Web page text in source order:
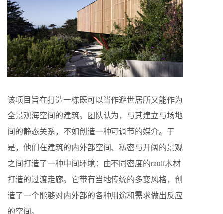
该项目旨在打造一栋既可以当作避世居所又能作为
全景观海空间的建筑。团队认为，与其建立与场地
间的静态关系，不如创造一种可调节的媒介。于
是，他们在建筑的内外部空间、私密与开阔的景观
之间打造了一种中间环境：由不同密度的raulí木材
打造的过渡走廊。它带有当地传统的多变风格，创
造了一个能够对内外部的各种用途和需求做出反应
的空间。